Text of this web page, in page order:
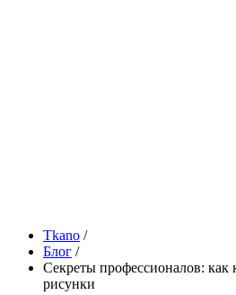
Tkano /
Блог /
Секреты профессионалов:
рисунки